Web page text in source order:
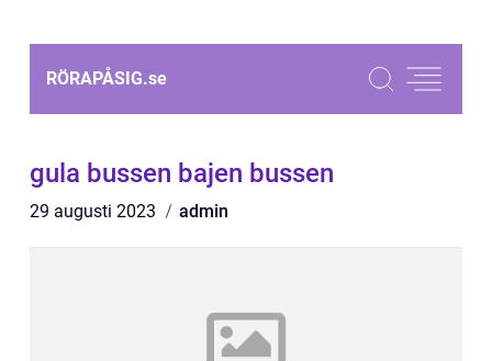
RÖRAPÅSIG.se
gula bussen bajen bussen
29 augusti 2023 admin